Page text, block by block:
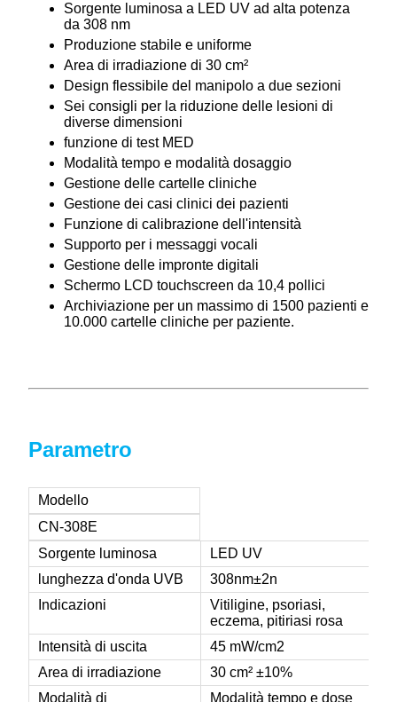
Sorgente luminosa a LED UV ad alta potenza
da 308 nm
Produzione stabile e uniforme
Area di irradiazione di 30 cm²
Design flessibile del manipolo a due sezioni
Sei consigli per la riduzione delle lesioni di
diverse dimensioni
funzione di test MED
Modalità tempo e modalità dosaggio
Gestione delle cartelle cliniche
Gestione dei casi clinici dei pazienti
Funzione di calibrazione dell'intensità
Supporto per i messaggi vocali
Gestione delle impronte digitali
Schermo LCD touchscreen da 10,4 pollici
Archiviazione per un massimo di 1500 pazienti e
10.000 cartelle cliniche per paziente.
Parametro
Modello
CN-308E
Sorgente luminosa
LED UV
lunghezza d'onda UVB
308nm±2n
Indicazioni
Vitiligine, psoriasi,
eczema, pitiriasi rosa
Intensità di uscita
45 mW/cm2
Area di irradiazione
30 cm² ±10%
Modalità di
Modalità tempo e dose